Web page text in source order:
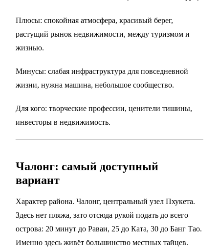
Плюсы: спокойная атмосфера, красивый берег,
растущий рынок недвижимости, между туризмом и
жизнью.
Минусы: слабая инфраструктура для повседневной
жизни, нужна машина, небольшое сообщество.
Для кого: творческие профессии, ценители тишины,
инвесторы в недвижимость.
Чалонг: самый доступный
вариант
Характер района. Чалонг, центральный узел Пхукета.
Здесь нет пляжа, зато отсюда рукой подать до всего
острова: 20 минут до Раваи, 25 до Ката, 30 до Банг Тао.
Именно здесь живёт большинство местных тайцев.